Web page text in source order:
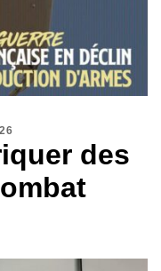
des